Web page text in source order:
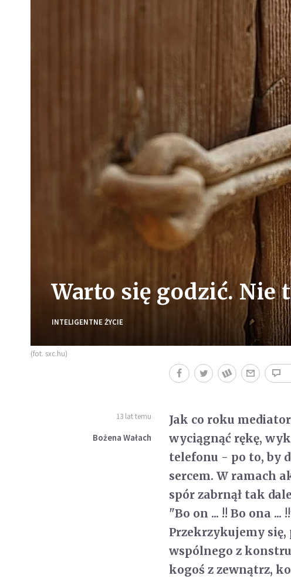
Warto się godzić. Nie
INTELIGENTNE ŻYCIE
(fot. sxc.hu)
13 lat temu
Bożena Wałach
Jak co roku
wyciągnąć rękę,
telefonu - po to, by
sercem. W ramach
spór zabrnął tak
"Bo on ... !! Bo ona
Przekrzykujemy
wspólnego z
kogoś z zewnątrz,